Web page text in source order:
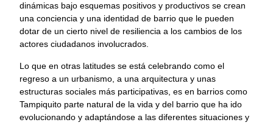
dinámicas bajo esquemas positivos y productivos se crean
una conciencia y una identidad de barrio que le pueden
dotar de un cierto nivel de resiliencia a los cambios de los
actores ciudadanos involucrados.
Lo que en otras latitudes se está celebrando como el
regreso a un urbanismo, a una arquitectura y unas
estructuras sociales más participativas, es en barrios como
Tampiquito parte natural de la vida y del barrio que ha ido
evolucionando y adaptándose a las diferentes situaciones y